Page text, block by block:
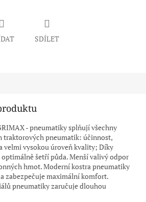
SDÍLET
- pneumatiky splňují všechny
traktorových pneumatik: účinnost,
velmi vysokou úroveň kvality; Díky
optimálně šetří půda. Menší valivý odpor
hmot. Moderní kostra pneumatiky
zabezpečuje maximální komfort.
pneumatiky zaručuje dlouhou